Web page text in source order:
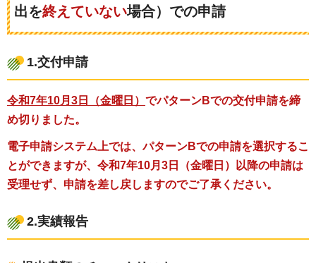
出を終えていない場合）での申請
1.交付申請
令和7年10月3日（金曜日） でパターンBでの交付申請を締
め切りました。
電子申請システム上では、パターンBでの申請を選択するこ
とができますが、令和7年10月3日（金曜日）以降の申請は
受理せず、申請を差し戻しますのでご了承ください。
2.実績報告